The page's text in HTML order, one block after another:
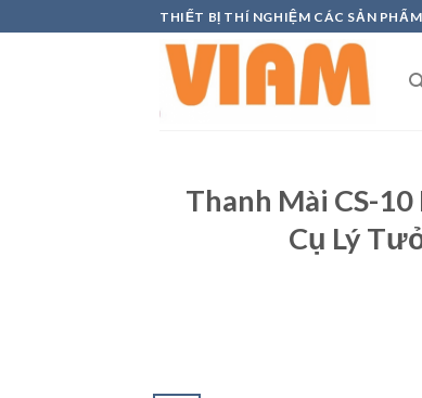
to
THIẾT BỊ THÍ NGHIỆM CÁC SẢN
Thanh Mài CS-
Cụ Lý